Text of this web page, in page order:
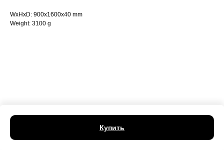
Купить
WxHxD: 900x1600x40 mm
Weight: 3100 g